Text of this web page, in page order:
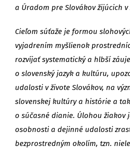
a Úradom pre Slovákov žijúcich
Cieľom súťaže je formou
vyjadrením myšlienok
rozvíjať systematický a hlbší
o slovenský jazyk a kultúru,
udalosti v živote Slovákov, na
slovenskej kultúry a histórie a
o súčasné dianie. Úlohou žiakov
osobnosti a dejinné udalosti
bezprostredným okolím, tzn.